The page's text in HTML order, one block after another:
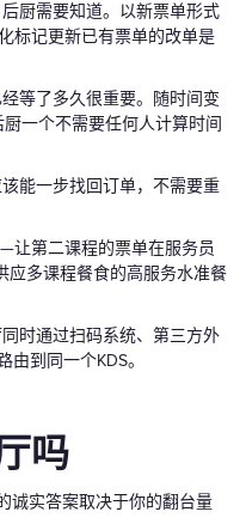
厨需要知道。以新票单形式
标记更新已有票单的改单是
等了多久很重要。随时间变
一个不需要任何人计算时间
能一步找回订单，不需要重
让第二课程的票单在服务员
多课程餐食的高服务水准餐
时通过扫码系统、第三方外
到同一个KDS。
吗
诚实答案取决于你的翻台量